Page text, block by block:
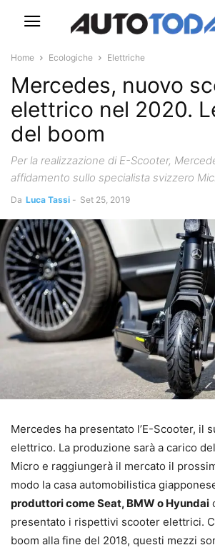
Home Ecologiche Elettriche
Mercedes, nuovo
elettrico nel 2020.
del boom
Per la realizzazione di E-Scooter,
affidamento sullo specialista svizzero
Da Luca Tassi - Set 25, 2019
Mercedes ha presentato l’E-Scooter, il
elettrico. La produzione sarà a carico
Micro e raggiungerà il mercato il
modo la casa automobilistica
produttori come Seat, BMW o Hyundai
presentato i rispettivi scooter elettrici.
boom alla fine del 2018, questi mezzi